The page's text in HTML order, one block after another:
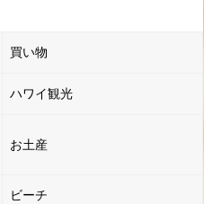
買い物
ハワイ観光
お土産
ビーチ